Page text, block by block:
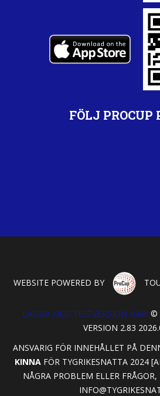
FÖLJ PROCUP
WEBSITE POWERED BY
LADDA NED TESTVERSION HÄR! ©
VERSION 2.83
ANSVARIG FÖR INNEHÅLLET PÅ
KINNA FÖR TYGRIKESNATTA 2024
NÅGRA PROBLEM ELLER